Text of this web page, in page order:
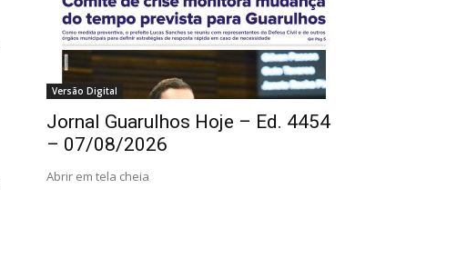
Versão Digital
Jornal Guarulhos Hoje – Ed. 4454
– 07/08/2026
Abrir em tela cheia